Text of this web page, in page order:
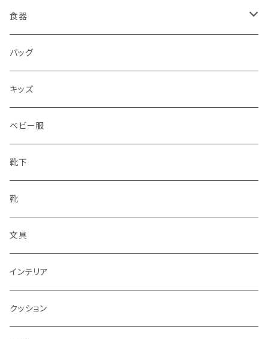
食器
水筒
水筒
バッグ
キッズ
ベビー服
靴下
靴
文具
インテリア
クッション